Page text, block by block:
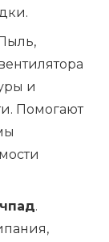
и
Помогают
.